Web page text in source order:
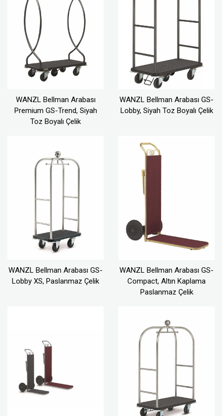
WANZL Bellman Arabası
Premium GS-Trend, Siyah
Toz Boyalı Çelik
WANZL Bellman Arabası GS-
Lobby, Siyah Toz Boyalı Çelik
WANZL Bellman Arabası GS-
Lobby XS, Paslanmaz Çelik
WANZL Bellman Arabası GS-
Compact, Altın Kaplama
Paslanmaz Çelik